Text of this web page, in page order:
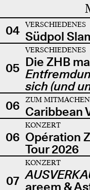
04 VERSCHIEDENES
Südpol
05
VERSCHIEDENES
Die ZHB
sich (und
06
ZUM MITMACHEN
Caribbean
06
KONZERT
Opération
Tour 2026
07
KONZERT
areem &